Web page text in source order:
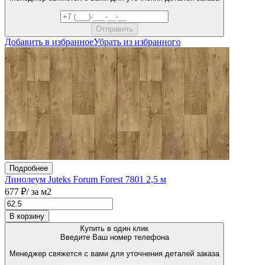
Добавить в избранноеУбрать из избранного
Подробнее
Линолеум Juteks Forum Forest 7801 2,5 м
677 ₽/ за м2
В корзину
Купить в один клик
Введите Ваш номер телефона
Менеджер свяжется с вами для уточнения деталей заказа